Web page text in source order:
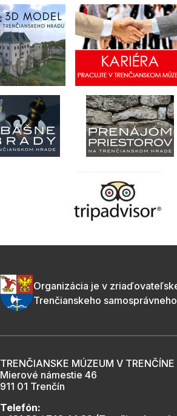
Organizácia je v
Trenčianskeho
TRENČIANSKE MÚZEUM V TRENČÍNE
Mierové námestie 46
911 01 Trenčín
Telefón: